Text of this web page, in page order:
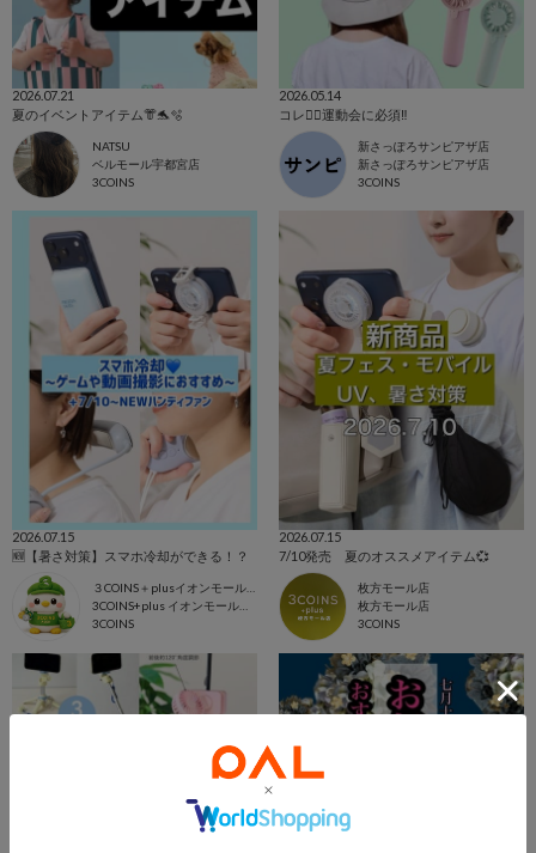
2026.07.21
夏のイベントアイテム👘🐬🫧‪
NATSU
ベルモール宇都宮店
3COINS
2026.05.14
コレ☝🏻運動会に必須‼️
新さっぽろサンピアザ店
新さっぽろサンピアザ店
3COINS
2026.07.15
🆕【暑さ対策】スマホ冷却ができる！？
３COINS＋plusイオンモール上尾
3COINS+plus イオンモール上尾店
3COINS
2026.07.15
7/10発売 夏のオススメアイテム💞
枚方モール店
枚方モール店
3COINS